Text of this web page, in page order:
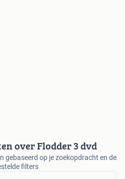
over Flodder 3 dvd
gebaseerd op je zoekopdracht en de
filters